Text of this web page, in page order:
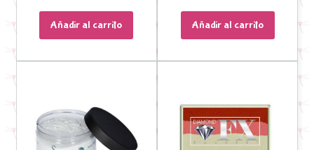
Añadir al carrito Añadir al carrito